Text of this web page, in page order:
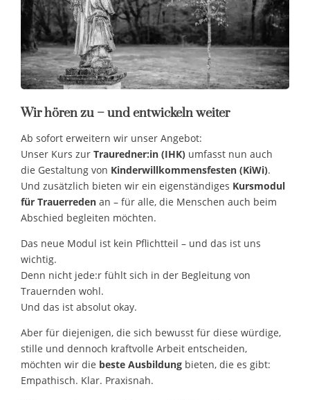
Wir hören zu – und entwickeln weiter
Ab sofort erweitern wir unser Angebot:
Unser Kurs zur Trauredner:in (IHK) umfasst nun auch
die Gestaltung von Kinderwillkommensfesten (KiWi).
Und zusätzlich bieten wir ein eigenständiges Kursmodul
für Trauerreden an – für alle, die Menschen auch beim
Abschied begleiten möchten.
Das neue Modul ist kein Pflichtteil – und das ist uns
wichtig.
Denn nicht jede:r fühlt sich in der Begleitung von
Trauernden wohl.
Und das ist absolut okay.
Aber für diejenigen, die sich bewusst für diese würdige,
stille und dennoch kraftvolle Arbeit entscheiden,
möchten wir die beste Ausbildung bieten, die es gibt:
Empathisch. Klar. Praxisnah.